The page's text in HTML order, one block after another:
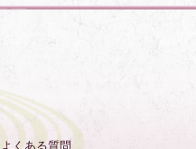
よくある質問